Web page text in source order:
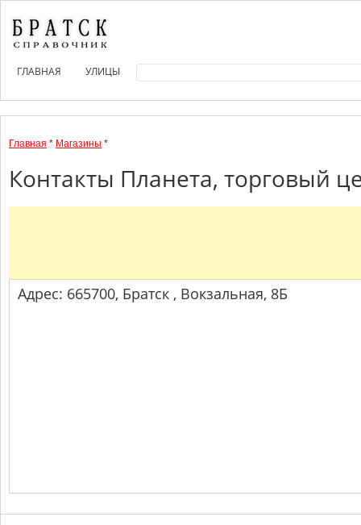
ГЛАВНАЯ УЛИЦЫ
Главная * Магазины *
Контакты Планета, торговый
Адрес: 665700, Братск , Вокзальная, 8Б